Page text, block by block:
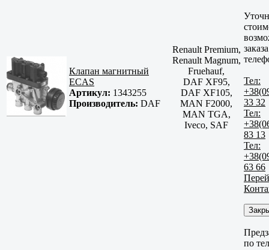
Клапан магнитный
ECAS
Артикул: 1343255
Производитель: DAF
Renault Premium,
Renault Magnum,
Fruehauf,
DAF XF95,
DAF XF105,
MAN F2000,
MAN TGA,
Iveco, SAF
Тел:
33 32
Тел:
83 13
Тел:
63 66
по